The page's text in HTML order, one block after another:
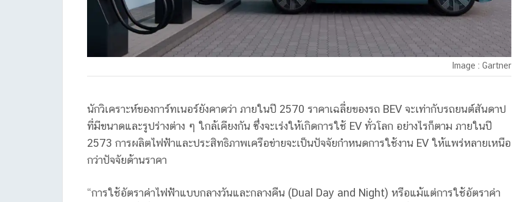
Image : Gartner
นักวิเคราะห์ของการ์ทเนอร์ยังคาดว่า ภายในปี 2570 ราคาเฉลี่ยของรถ BEV จะเท่ากับรถยนต์สันดาป
ที่มีขนาดและรูปร่างต่าง ๆ ใกล้เคียงกัน ซึ่งจะเร่งให้เกิดการใช้ EV ทั่วโลก อย่างไรก็ตาม ภายในปี
2573 การผลิตไฟฟ้าและประสิทธิภาพเครือข่ายจะเป็นปัจจัยกำหนดการใช้งาน EV ให้แพร่หลายเหนือ
กว่าปัจจัยด้านราคา
“การใช้อัตราค่าไฟฟ้าแบบกลางวันและกลางคืน (Dual Day and Night) หรือแม้แต่การใช้อัตราค่า